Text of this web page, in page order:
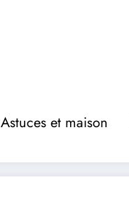
Astuces et maison